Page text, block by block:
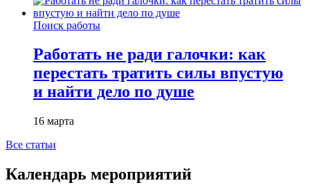
Поиск работы
Работать не ради галочки: как
перестать тратить силы впустую
и найти дело по душе
16 марта
Все статьи
Календарь мероприятий